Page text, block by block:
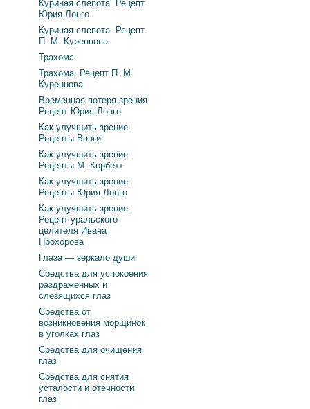
Куриная слепота. Рецепт
Юрия Лонго
Куриная слепота. Рецепт
П. М. Куреннова
Трахома
Трахома. Рецепт П. М.
Куреннова
Временная потеря зрения.
Рецепт Юрия Лонго
Как улучшить зрение.
Рецепты Ванги
Как улучшить зрение.
Рецепты М. Корбетт
Как улучшить зрение.
Рецепты Юрия Лонго
Как улучшить зрение.
Рецепт уральского
целителя Ивана
Прохорова
Глаза — зеркало души
Средства для успокоения
раздраженных и
слезящихся глаз
Средства от
возникновения морщинок
в уголках глаз
Средства для очищения
глаз
Средства для снятия
усталости и отечности
глаз